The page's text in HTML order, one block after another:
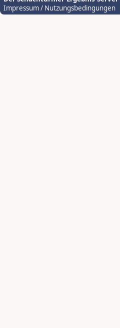
Impressum / Nutzungsbedingungen